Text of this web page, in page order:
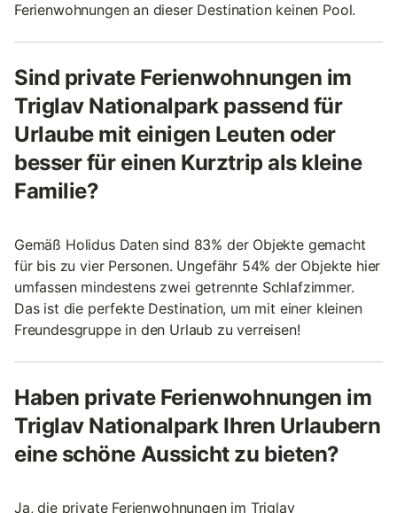
Ferienwohnungen an dieser Destination keinen Pool.
Sind private Ferienwohnungen im
Triglav Nationalpark passend für
Urlaube mit einigen Leuten oder
besser für einen Kurztrip als kleine
Familie?
Gemäß Holidus Daten sind 83% der Objekte gemacht
für bis zu vier Personen. Ungefähr 54% der Objekte hier
umfassen mindestens zwei getrennte Schlafzimmer.
Das ist die perfekte Destination, um mit einer kleinen
Freundesgruppe in den Urlaub zu verreisen!
Haben private Ferienwohnungen im
Triglav Nationalpark Ihren Urlaubern
eine schöne Aussicht zu bieten?
Ja, die private Ferienwohnungen im Triglav